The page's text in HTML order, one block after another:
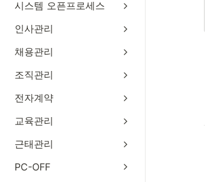
시스템 오픈프로세스
인사관리
채용관리
조직관리
전자계약
교육관리
근태관리
PC-OFF